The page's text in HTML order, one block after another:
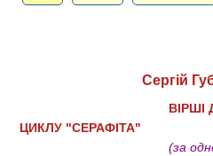
Сергій
ВІРШІ
ЦИКЛУ "СЕРАФІТА"
(за